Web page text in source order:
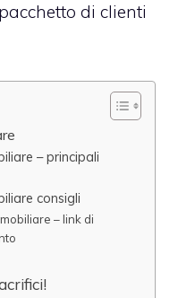
di clienti
– principali
consigli
– link di